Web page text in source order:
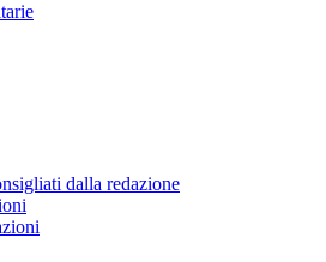
dalla redazione